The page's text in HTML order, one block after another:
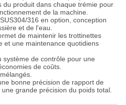
du produit dans chaque trémie pour
de la machine.
316 en option, conception
et de l'eau.
de maintenir les trottinettes
et une maintenance quotidiens
de contrôle pour une
de coûts.
bonne précision de rapport de
grande précision du poids total.